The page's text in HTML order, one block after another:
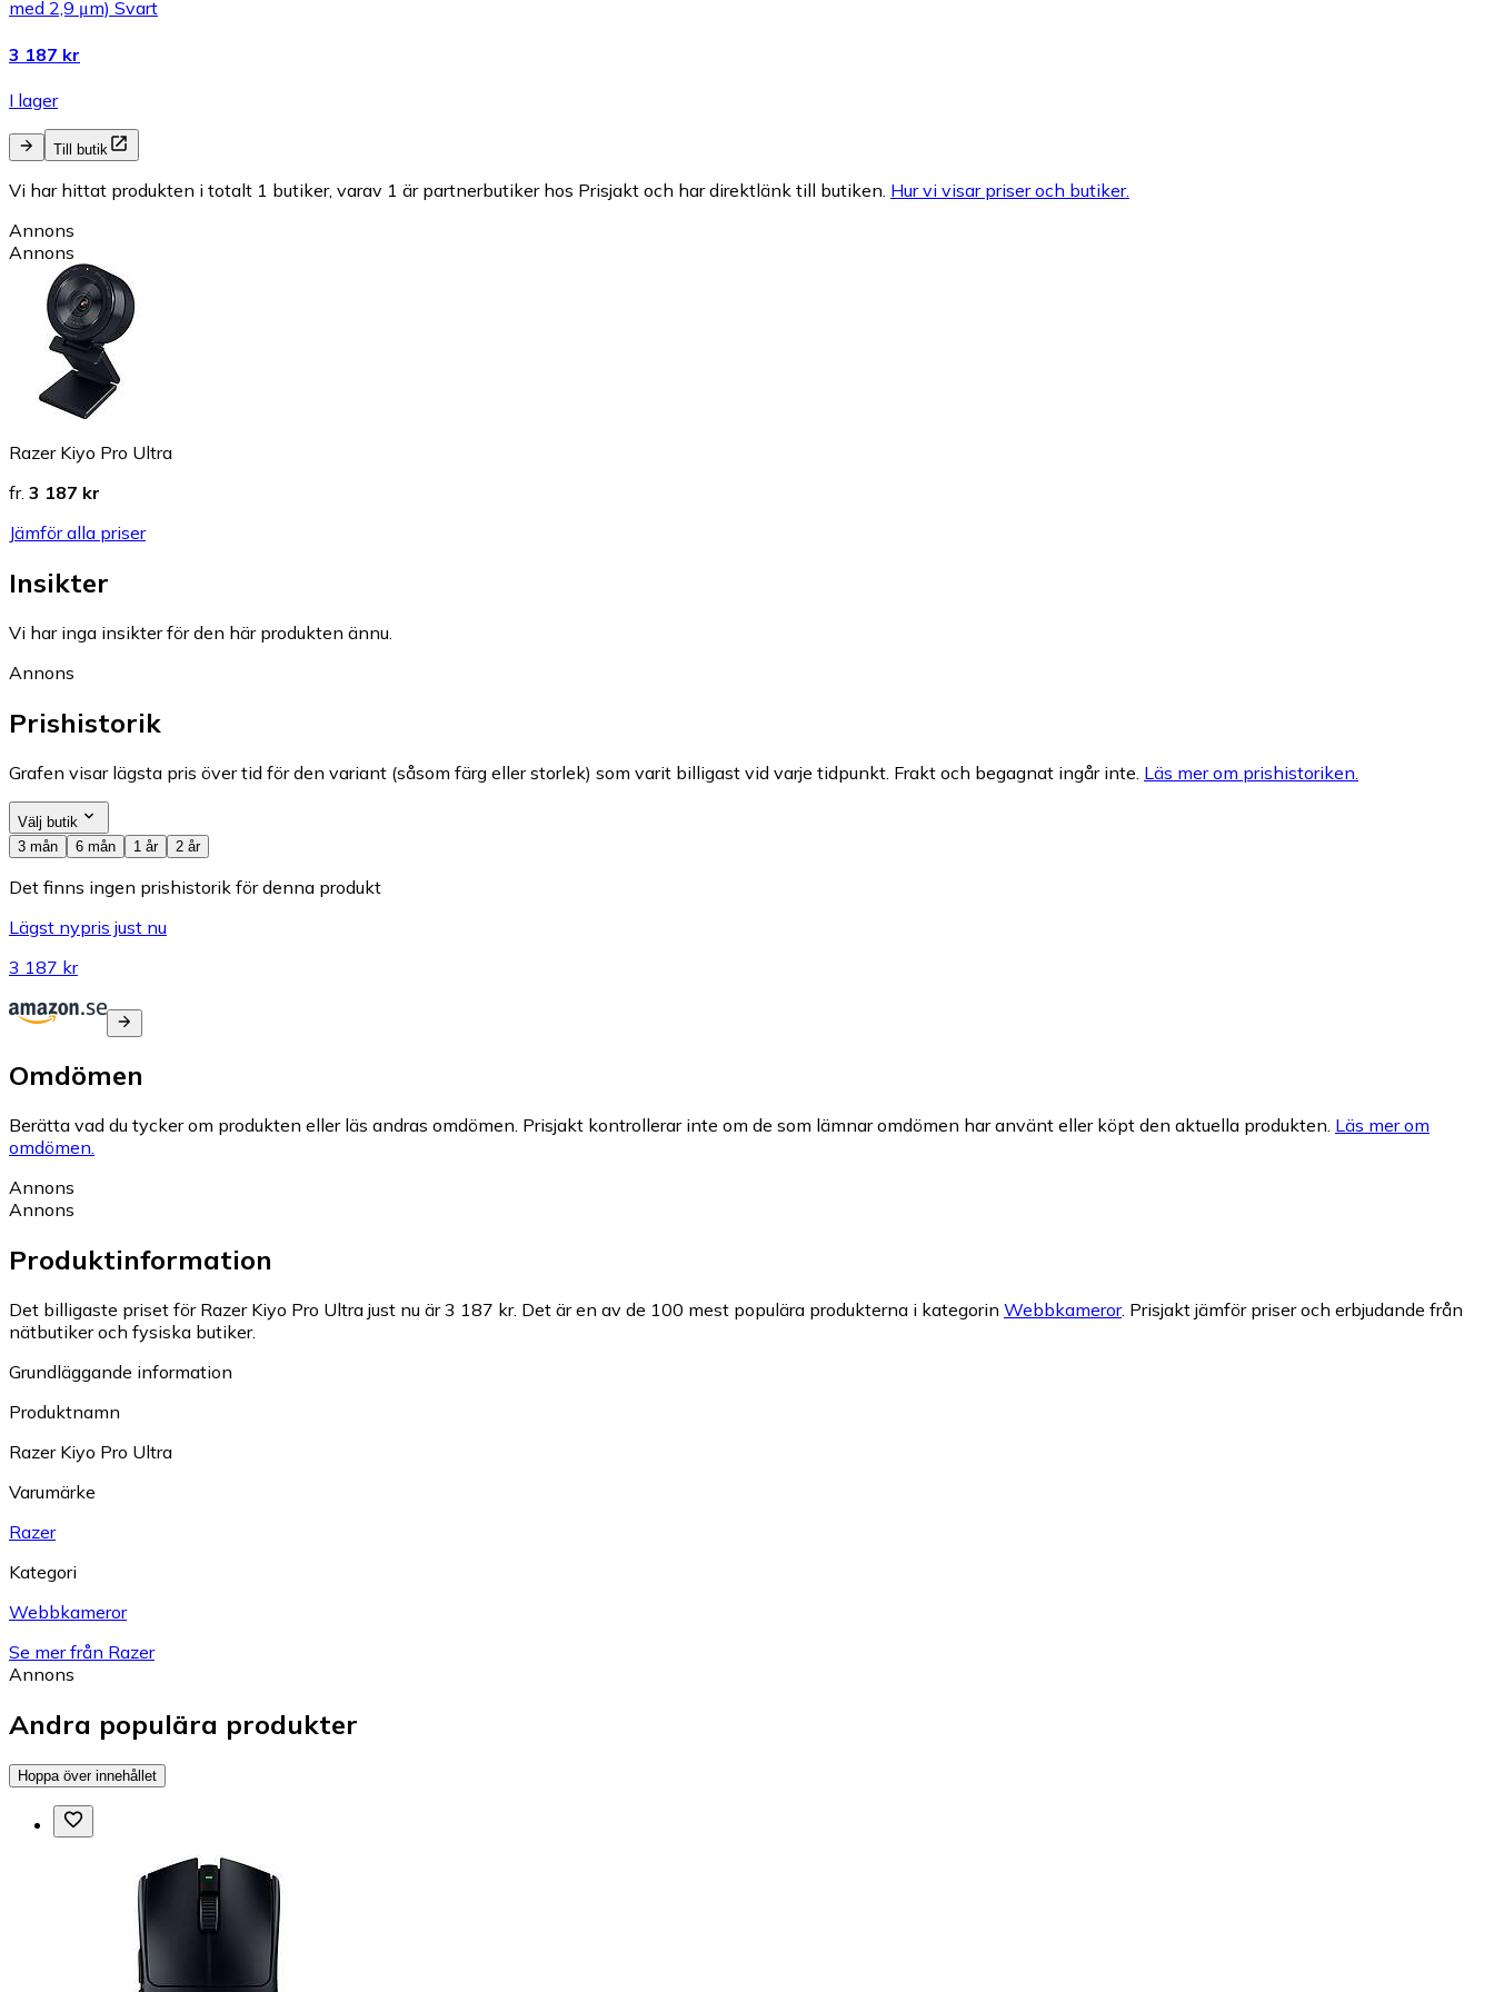
med 2,9 μm) Svart
3 187 kr
I lager
Till butik
Vi har hittat produkten i totalt 1 butiker, varav 1 är partnerbutiker hos Prisjakt och har direktlänk till butiken. Hur vi visar priser och butiker.
Annons
Annons
Razer Kiyo Pro Ultra
fr. 3 187 kr
Jämför alla priser
Insikter
Vi har inga insikter för den här produkten ännu.
Annons
Prishistorik
Grafen visar lägsta pris över tid för den variant (såsom färg eller storlek) som varit billigast vid varje tidpunkt. Frakt och begagnat ingår inte. Läs mer om prishistoriken.
Välj butik
3 mån
6 mån 1 år 2 år
Det finns ingen prishistorik för denna produkt
Lägst nypris just nu
3 187 kr
Omdömen
Berätta vad du tycker om produkten eller läs andras omdömen. Prisjakt kontrollerar inte om de som lämnar omdömen har använt eller köpt den aktuella produkten. Läs mer om
omdömen.
Annons
Annons
Produktinformation
Det billigaste priset för Razer Kiyo Pro Ultra just nu är 3 187 kr. Det är en av de 100 mest populära produkterna i kategorin Webbkameror. Prisjakt jämför priser och erbjudande från
nätbutiker och fysiska butiker.
Grundläggande information
Produktnamn
Razer Kiyo Pro Ultra
Varumärke
Razer
Kategori
Webbkameror
Se mer från Razer
Annons
Andra populära produkter
Hoppa över innehållet